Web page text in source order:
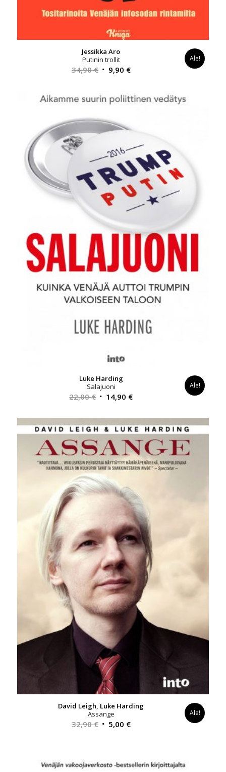
Jessikka Aro
Putinin trollit
34,90€ Alkuperäinen
oli:
34,90 €.
9,90 €Nykyinen
on:
9,90 €.
Ale!
Luke Harding
Salajuoni
22,00€ Alkuperäinen
oli:
22,00 €.
14,90 €Nykyinen
on:
14,90 €.
Ale!
David Leigh, Luke Harding
Assange
32,90€ Alkuperäinen
32,90 €.
5,00 €Nykyinen
5,00 €.
Ale!